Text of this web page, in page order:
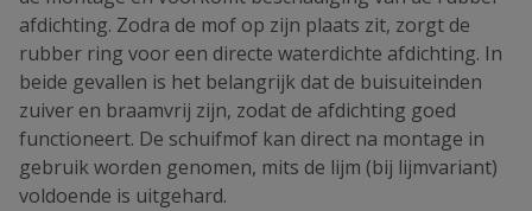
afdichting. Zodra de mof op zijn plaats zit, zorgt de
rubber ring voor een directe waterdichte afdichting. In
beide gevallen is het belangrijk dat de buisuiteinden
zuiver en braamvrij zijn, zodat de afdichting goed
functioneert. De schuifmof kan direct na montage in
gebruik worden genomen, mits de lijm (bij lijmvariant)
voldoende is uitgehard.